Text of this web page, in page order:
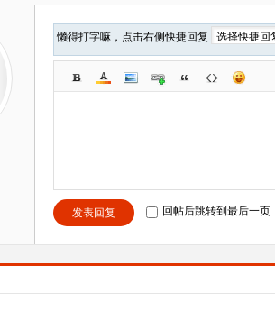
懒得打字嘛，点击右侧快捷回复
发表回复 回帖后跳转到最后一页